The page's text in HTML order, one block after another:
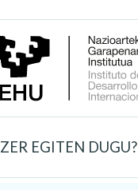
ZER EGITEN DUGU?